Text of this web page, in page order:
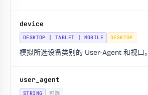
device
DESKTOP | TABLET | MOBILE DESKTOP
模拟所选设备类别的 User-Agent 和视口。
user_agent
STRING 可选